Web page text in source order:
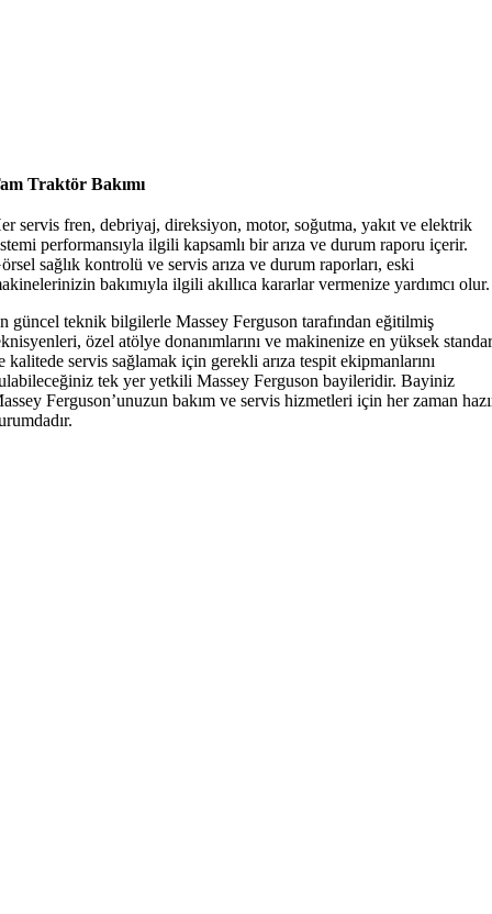
Traktör Bakımı
servis fren, debriyaj, direksiyon, motor, soğutma, yakıt ve elektrik
performansıyla ilgili kapsamlı bir arıza ve durum raporu içerir.
sağlık kontrolü ve servis arıza ve durum raporları, eski
bakımıyla ilgili akıllıca kararlar vermenize yardımcı olur.
güncel teknik bilgilerle Massey Ferguson tarafından eğitilmiş
özel atölye donanımlarını ve makinenize en yüksek
kalitede servis sağlamak için gerekli arıza tespit ekipmanlarını
tek yer yetkili Massey Ferguson bayileridir. Bayiniz
Ferguson’unuzun bakım ve servis hizmetleri için her zaman